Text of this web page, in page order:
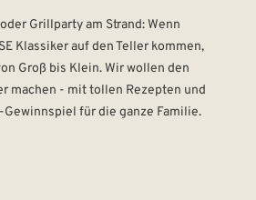
Grillparty am Strand: Wenn
Klassiker auf den Teller kommen,
Groß bis Klein. Wir wollen den
machen - mit tollen Rezepten und
für die ganze Familie.